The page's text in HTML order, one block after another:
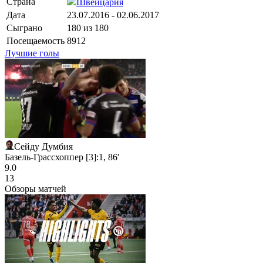
Дата
23.07.2016 - 02.06.2017
Сыграно
180 из 180
Посещаемость 8912
Лучшие голы
Сейду Думбия
Базель-Грассхоппер [3]:1, 86'
9.0
13
Обзоры матчей